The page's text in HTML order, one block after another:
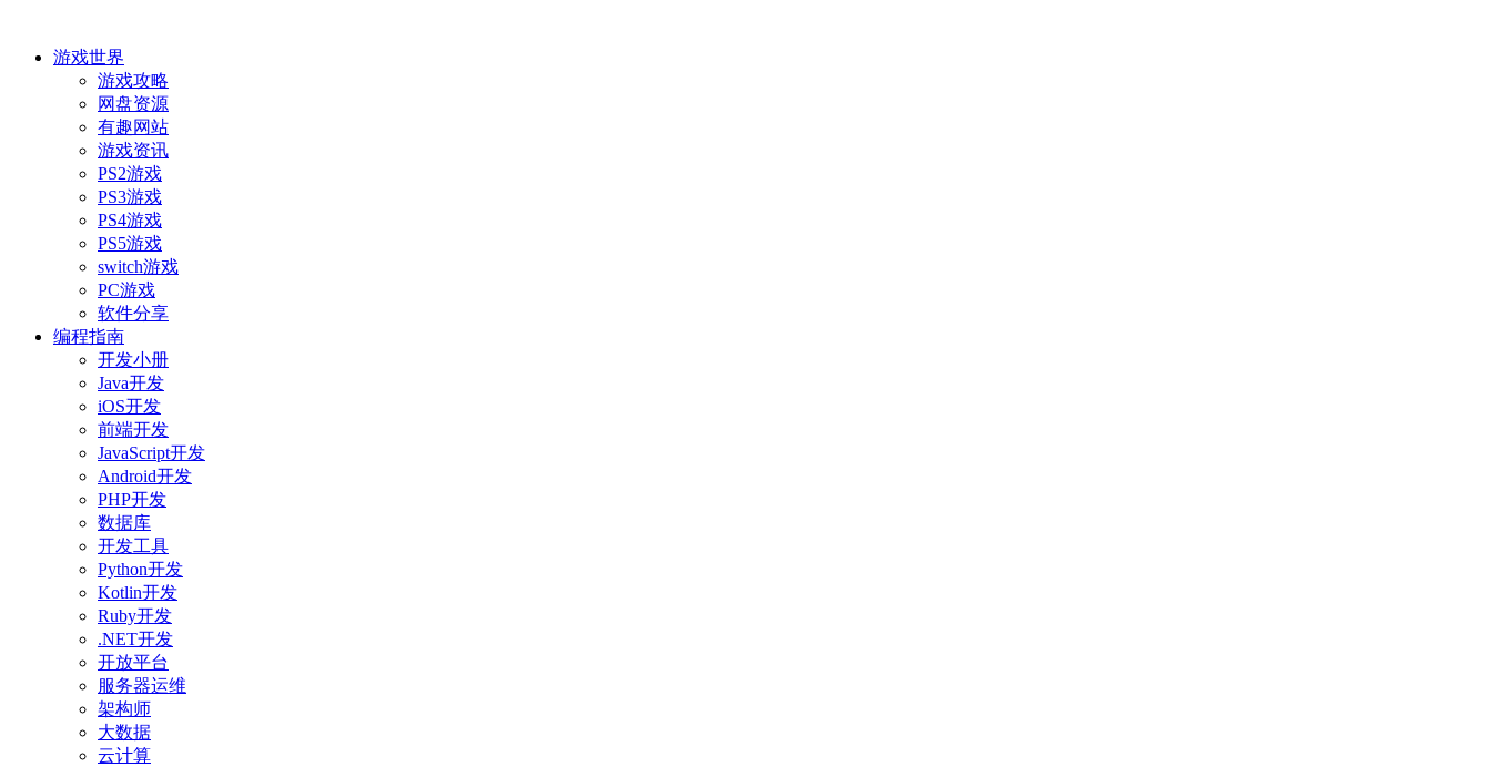
游戏世界
游戏攻略
网盘资源
有趣网站
游戏资讯
PS2游戏
PS3游戏
PS4游戏
PS5游戏
switch游戏
PC游戏
软件分享
编程指南
开发小册
Java开发
iOS开发
前端开发
JavaScript开发
Android开发
PHP开发
数据库
开发工具
Python开发
Kotlin开发
Ruby开发
.NET开发
开放平台
服务器运维
架构师
大数据
云计算